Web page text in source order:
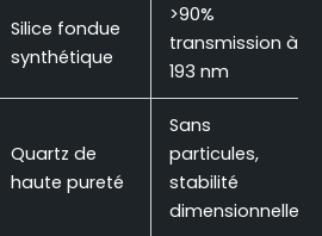
Silice fondue
synthétique
>90%
transmission à
193 nm
Quartz de
haute pureté
Sans
particules,
stabilité
dimensionnelle